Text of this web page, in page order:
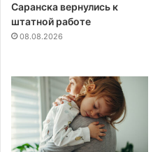
Саранска вернулись к
штатной работе
08.08.2026